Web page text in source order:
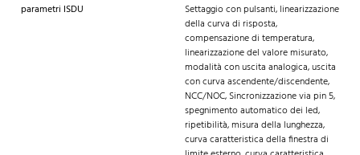
parametri ISDU
Settaggio con pulsanti, linearizzazione
della curva di risposta,
compensazione di temperatura,
linearizzazione del valore misurato,
modalità con uscita analogica, uscita
con curva ascendente/discendente,
NCC/NOC, Sincronizzazione via pin 5,
spegnimento automatico dei led,
ripetibilità, misura della lunghezza,
curva caratteristica della finestra di